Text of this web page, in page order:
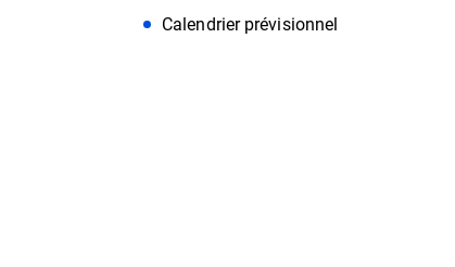
Calendrier prévisionnel